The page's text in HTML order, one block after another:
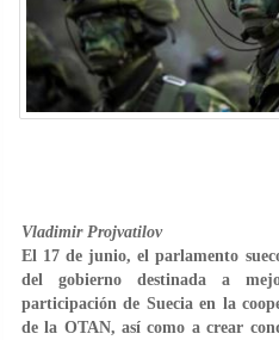
Vladimir Projvatilov
El 17 de junio, el parlamento
del gobierno destinada a
participación de Suecia en la
de la OTAN, así como a crear